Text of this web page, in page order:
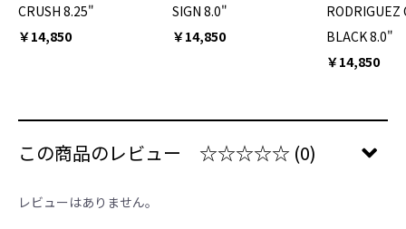
CRUSH 8.25"
￥14,850
SIGN 8.0"
￥14,850
RODRIGUEZ
BLACK 8.0"
￥14,850
この商品のレビュー ☆☆☆☆☆ (0)
レビューはありません。